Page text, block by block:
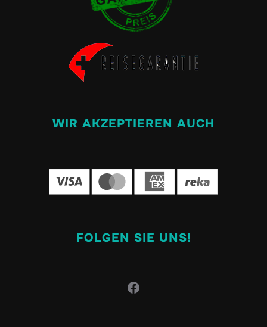
WIR AKZEPTIEREN AUCH
FOLGEN SIE UNS!
Facebook